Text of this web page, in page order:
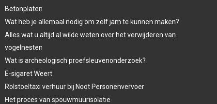
Betonplaten
Wat heb je allemaal nodig om zelf jam te kunnen maken?
Alles wat u altijd al wilde weten over het verwijderen van
vogelnesten
Wat is archeologisch proefsleuvenonderzoek?
E-sigaret Weert
Rolstoeltaxi verhuur bij Noot Personenvervoer
Het proces van spouwmuurisolatie